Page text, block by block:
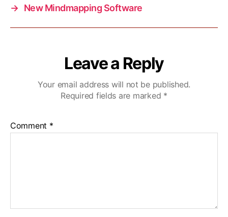
→ New Mindmapping Software
Leave a Reply
Your email address will not be published.
Required fields are marked *
Comment *